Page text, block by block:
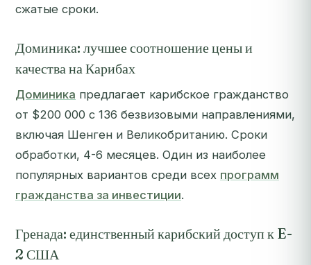
сжатые сроки.
Доминика: лучшее соотношение цены и
качества на Карибах
Доминика предлагает карибское гражданство
от $200 000 с 136 безвизовыми направлениями,
включая Шенген и Великобританию. Сроки
обработки, 4-6 месяцев. Один из наиболее
популярных вариантов среди всех программ
гражданства за инвестиции.
Гренада: единственный карибский доступ к E-
2 США